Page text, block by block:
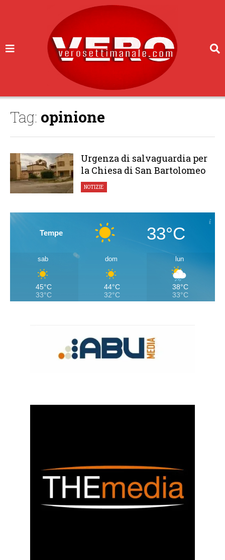
Tag: opinione
Urgenza di salvaguardia per
la Chiesa di San Bartolomeo
NOTIZIE
Tempe 33°C
sab
45°C
33°C
dom
44°C
32°C
lun
38°C
33°C